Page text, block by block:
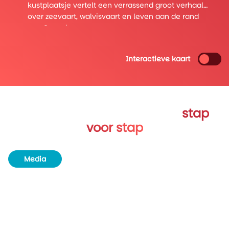
Interactieve kaart
dichtbij is. Je wandelt langs houten huizen, kleine
havens en parken met uitzicht op de Baai van
Fundy. Het tempo ligt laag en dat voel je meteen.
stap
voor stap
Media